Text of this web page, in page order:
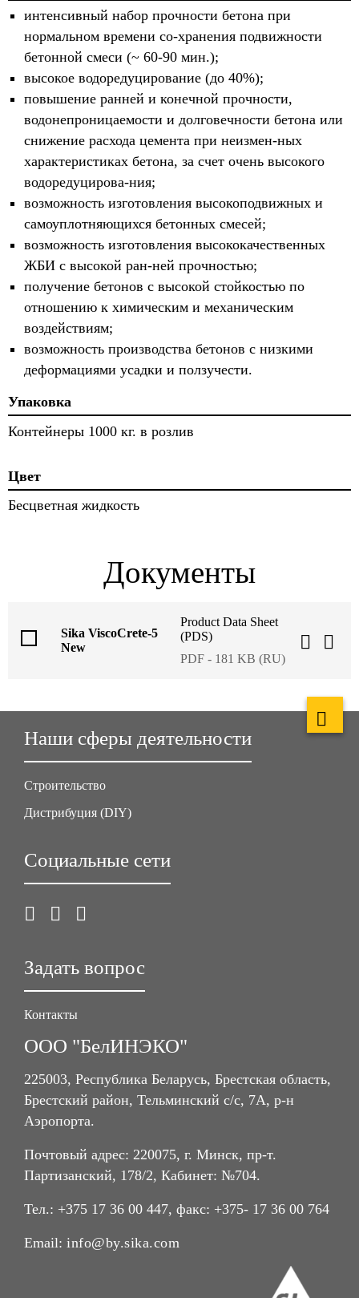
интенсивный набор прочности бетона при
нормальном времени со-хранения подвижности
бетонной смеси (~ 60-90 мин.);
высокое водоредуцирование (до 40%);
повышение ранней и конечной прочности,
водонепроницаемости и долговечности бетона или
снижение расхода цемента при неизмен-ных
характеристиках бетона, за счет очень высокого
водоредуцирова-ния;
возможность изготовления высокоподвижных и
самоуплотняющихся бетонных смесей;
возможность изготовления высококачественных
ЖБИ с высокой ран-ней прочностью;
получение бетонов с высокой стойкостью по
отношению к химическим и механическим
воздействиям;
возможность производства бетонов с низкими
деформациями усадки и ползучести.
Упаковка
Контейнеры 1000 кг. в розлив
Цвет
Бесцветная жидкость
Документы
Sika ViscoCrete-5
New
Product Data Sheet
(PDS)
PDF - 181 KB (RU)
Наши сферы деятельности
Строительство
Дистрибуция (DIY)
Социальные сети
Задать вопрос
Контакты
ООО "БелИНЭКО"
225003, Республика Беларусь, Брестская область,
Брестский район, Тельминский с/с, 7А, р-н
Аэропорта.
Почтовый адрес: 220075, г. Минск, пр-т.
Партизанский, 178/2, Кабинет: №704.
Тел.: +375 17 36 00 447, факс: +375- 17 36 00 764
Email: info@by.sika.com